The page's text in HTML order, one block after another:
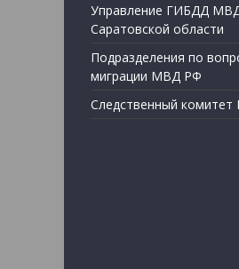
Управление ГИБДД
Саратовской области
Подразделения по
миграции МВД РФ
Следственный комитет